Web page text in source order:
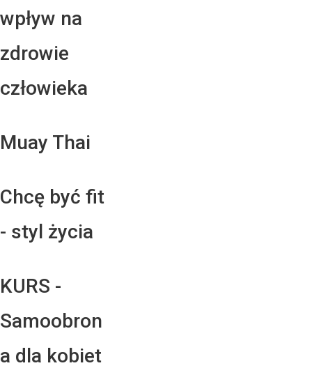
wpływ na
zdrowie
człowieka
Muay Thai
Chcę być fit
- styl życia
KURS -
Samoobron
a dla kobiet